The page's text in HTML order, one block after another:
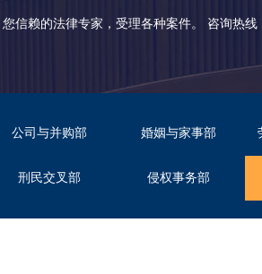
信赖的法律专家，受理各种案件。 咨询热线
公司与并购部 婚姻与家事部
刑民交叉部 侵权事务部